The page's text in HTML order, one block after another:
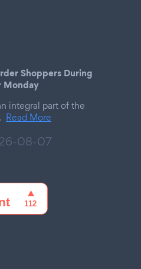
Shoppers During
Monday
integral part of the
Read More
08-07